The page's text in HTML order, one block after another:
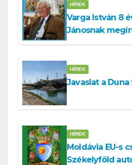
HÍREK
Varga István 8
Jánosnak
HÍREK
Javaslat a
HÍREK
Moldávia EU-s
Székelyföld